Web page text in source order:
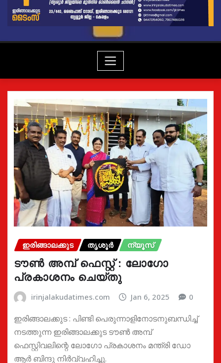
ഇരിങ്ങാലക്കുട തൃശൂർ ന്യൂസ്
ടൗൺ അമ്പ് ഫെസ്റ്റ് : ലോഗോ
പ്രകാശനം ചെയ്തു
irinjalakudatimes.com Jan 6, 2025 0
ഇരിങ്ങാലക്കുട : പിണ്ടി പെരുന്നാളിനോടനുബന്ധിച്ച്
നടത്തുന്ന ഇരിങ്ങാലക്കുട ടൗൺ അമ്പ്
ഫെസ്റ്റിവലിന്റെ ലോഗോ പ്രകാശനം മന്ത്രി ഡോ
ആർ ബിന്ദു നിർവ്വഹിച്ചു.